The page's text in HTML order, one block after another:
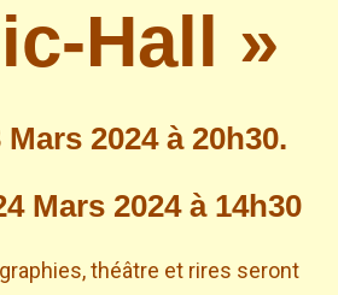
Hall »
2024 à 20h30.
Mars 2024 à 14h30
théâtre et rires seront